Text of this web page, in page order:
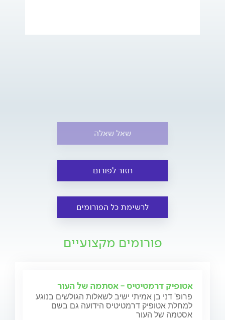
שאל שאלה
חזור לפורום
לרשימת כל הפורומים
פורומים מקצועיים
אטופיק דרמטיטיס - אסתמה של העור
פרופ' דני בן אמיתי ישיב לשאלות הגולשים בנוגע
למחלת אטופיק דרמטיטיס הידועה גם בשם
אסטמה של העור